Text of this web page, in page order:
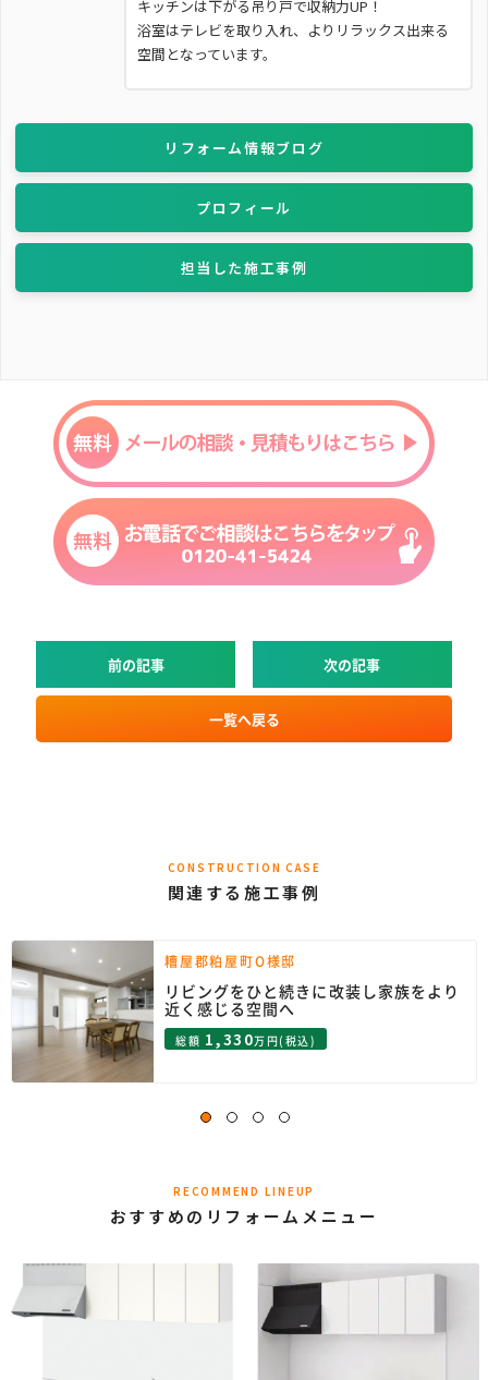
キッチンは下がる吊り戸で収納力UP！
浴室はテレビを取り入れ、よりリラックス出来る
空間となっています。
リフォーム情報ブログ
プロフィール
担当した施工事例
前の記事 次の記事
一覧へ戻る
CONSTRUCTION CASE
関連する施工事例
糟屋郡粕屋町O様邸
リビングをひと続きに改装し家族をより
近く感じる空間へ
総額 1,330万円(税込)
RECOMMEND LINEUP
おすすめのリフォームメニュー